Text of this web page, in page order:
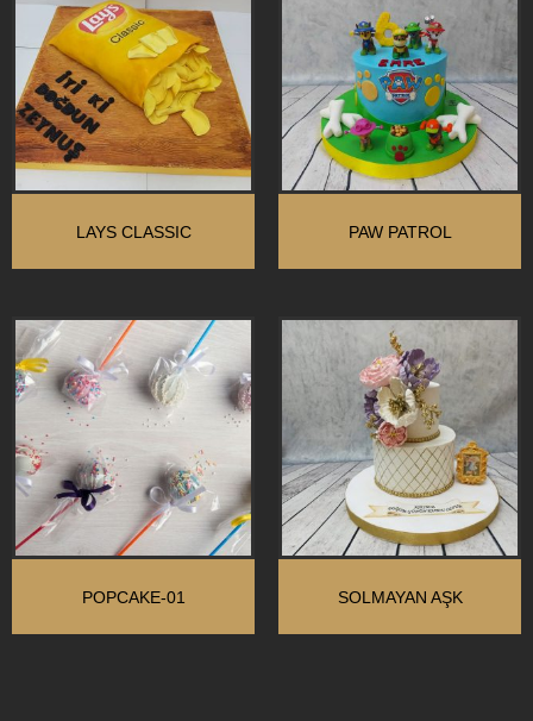
LAYS CLASSIC PAW PATROL
POPCAKE-01 SOLMAYAN AŞK